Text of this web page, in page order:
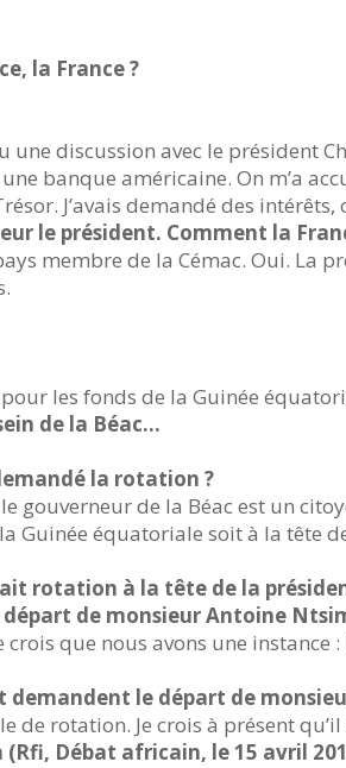
la France ?
une discussion avec le président
banque américaine. On m’a
J’avais demandé des
le président. Comment la
membre de la Cémac. Oui. La
les fonds de la Guinée
de la Béac…
la rotation ?
gouverneur de la Béac est un
Guinée équatoriale soit à la tête
rotation à la tête de la
de monsieur Antoine
que nous avons une instance :
demandent le départ de
de rotation. Je crois à présent
(Rfi, Débat africain, le 15 avril